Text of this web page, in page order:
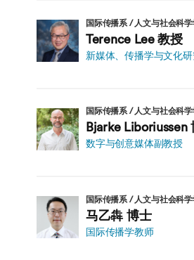
国际传播系 / 人文与社会科
Terence Lee 教授
新媒体、传播学与文化
国际传播系 / 人文与社会科
Bjarke Liboriussen
数字与创意媒体副教授
国际传播系 / 人文与社会科
马乙犇 博士
国际传播学教师